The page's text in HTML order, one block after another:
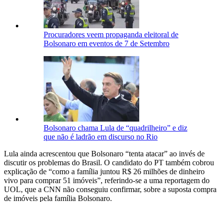
Procuradores veem propaganda eleitoral de
Bolsonaro em eventos de 7 de Setembro
Bolsonaro chama Lula de “quadrilheiro” e diz
que não é ladrão em discurso no Rio
Lula ainda acrescentou que Bolsonaro “tenta atacar” ao invés de
discutir os problemas do Brasil. O candidato do PT também cobrou
explicação de “como a família juntou R$ 26 milhões de dinheiro
vivo para comprar 51 imóveis”, referindo-se a uma reportagem do
UOL, que a CNN não conseguiu confirmar, sobre a suposta compra
de imóveis pela família Bolsonaro.